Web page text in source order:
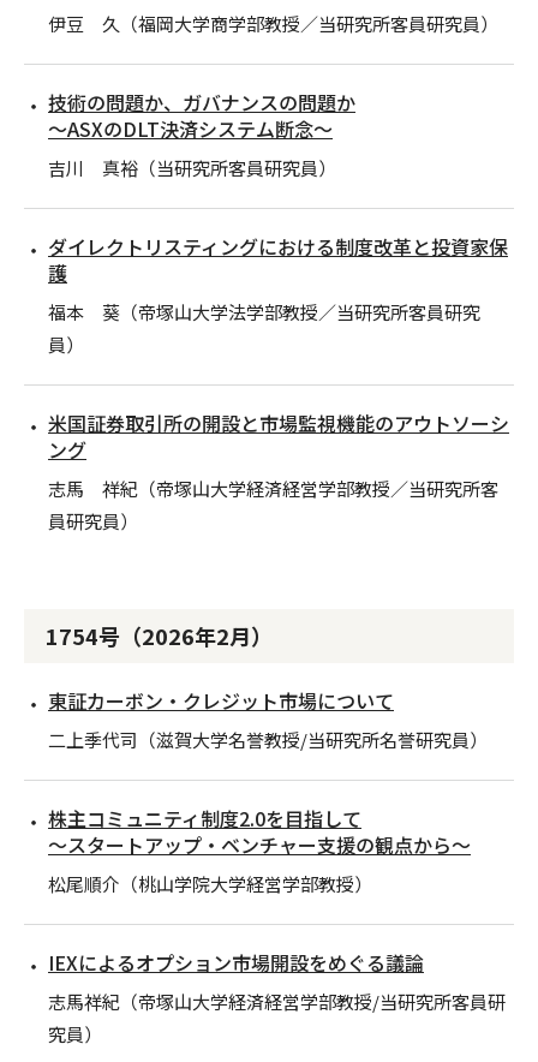
伊豆 久（福岡大学商学部教授／当研究所客員研究員）
技術の問題か、ガバナンスの問題か
～ASXのDLT決済システム断念～
吉川 真裕（当研究所客員研究員）
ダイレクトリスティングにおける制度改革と投資家保
護
福本 葵（帝塚山大学法学部教授／当研究所客員研究
員）
米国証券取引所の開設と市場監視機能のアウトソーシ
ング
志馬 祥紀（帝塚山大学経済経営学部教授／当研究所客
員研究員）
1754号（2026年2月）
東証カーボン・クレジット市場について
二上季代司（滋賀大学名誉教授/当研究所名誉研究員）
株主コミュニティ制度2.0を目指して
～スタートアップ・ベンチャー支援の観点から～
松尾順介（桃山学院大学経営学部教授）
IEXによるオプション市場開設をめぐる議論
志馬祥紀（帝塚山大学経済経営学部教授/当研究所客員研
究員）